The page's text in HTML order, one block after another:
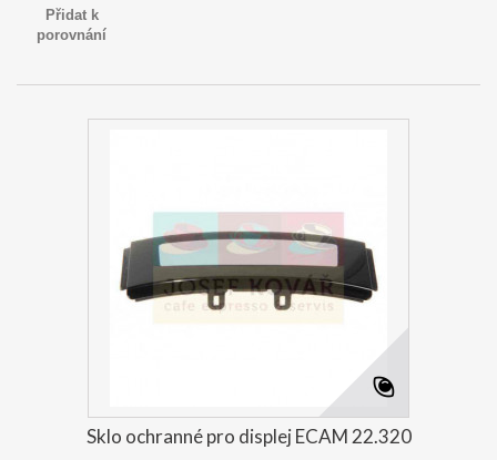
Přidat k
porovnání
Sklo ochranné pro displej ECAM 22.320